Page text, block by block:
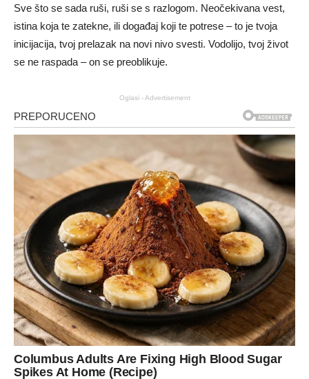
Sve što se sada ruši, ruši se s razlogom. Neočekivana vest,
istina koja te zatekne, ili događaj koji te potrese – to je tvoja
inicijacija, tvoj prelazak na novi nivo svesti. Vodolijo, tvoj život
se ne raspada – on se preoblikuje.
Oglasi - Advertisement